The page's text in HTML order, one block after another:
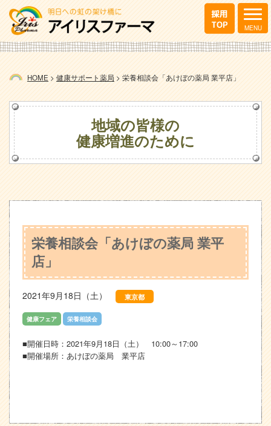
HOME > 健康サポート薬局 > 栄養相談会「あけぼの薬局 業平店」
地域の皆様の
健康増進のために
栄養相談会「あけぼの薬局 業平
店」
2021年9月18日（土） 東京都
健康フェア 栄養相談会
■開催日時：2021年9月18日（土） 10:00～17:00
■開催場所：あけぼの薬局 業平店